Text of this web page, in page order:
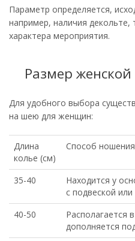
Параметр определяется,
например, наличия декольте,
характера мероприятия.
Размер
Для удобного выбора
на шею для женщин:
Длина
колье (см)
Способ ношения
35-40
Находится у
с подвеской
40-50
Располагается
дополняется